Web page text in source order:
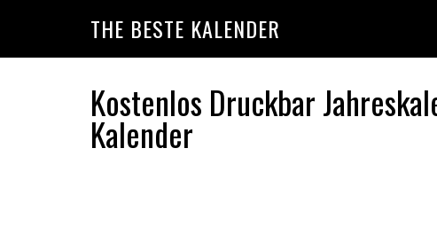
THE BESTE KALENDER
Kostenlos Druckbar
Kalender